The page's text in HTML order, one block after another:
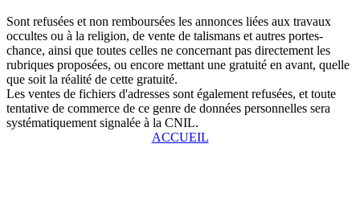
Sont refusées et non remboursées les annonces liées aux travaux
occultes ou à la religion, de vente de talismans et autres portes-
chance, ainsi que toutes celles ne concernant pas directement les
rubriques proposées, ou encore mettant une gratuité en avant, quelle
que soit la réalité de cette gratuité.
Les ventes de fichiers d'adresses sont également refusées, et toute
tentative de commerce de ce genre de données personnelles sera
systématiquement signalée à la CNIL.
ACCUEIL